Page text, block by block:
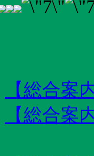
【総合
【総合